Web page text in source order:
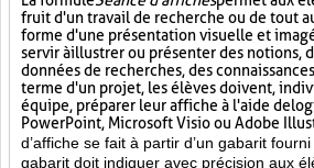
fruit d'un travail de recherche ou de tout
forme d'une présentation visuelle et
servir à illustrer ou présenter des notions,
données de recherches, des
terme d'un projet, les élèves doivent,
équipe, préparer leur affiche à l'aide de
PowerPoint, Microsoft Visio ou Adobe
d’affiche se fait à partir d’un gabarit
gabarit doit indiquer avec précision aux